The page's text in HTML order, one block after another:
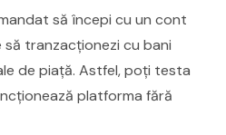
să începi cu un cont
tranzacționezi cu bani
de piață. Astfel, poți testa
platforma fără